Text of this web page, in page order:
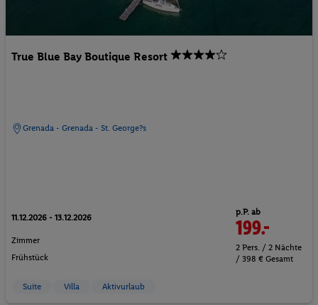
True Blue Bay Boutique Resort
Grenada - Grenada - St. George?s
11.12.2026 - 13.12.2026
Zimmer
Frühstück
p.P. ab
199.-
2 Pers. / 2 Nächte
/ 398 € Gesamt
Suite Villa Aktivurlaub